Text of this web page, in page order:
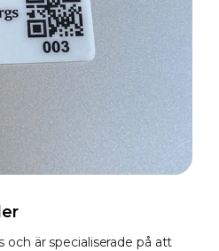
och är specialiserade på att